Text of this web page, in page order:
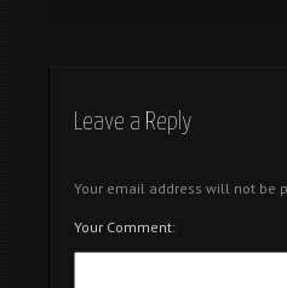
Leave a Reply
Your email address will not be
Your Comment: